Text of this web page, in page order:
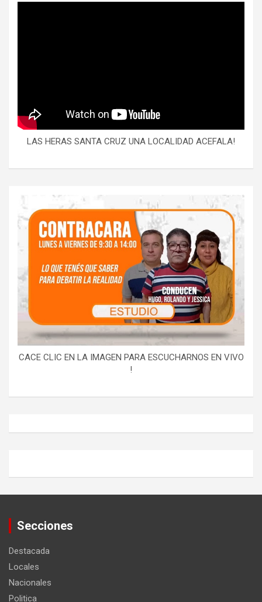
LAS HERAS SANTA CRUZ UNA LOCALIDAD ACEFALA!
CACE CLIC EN LA IMAGEN PARA ESCUCHARNOS EN VIVO
!
Secciones
Destacada
Locales
Nacionales
Politica